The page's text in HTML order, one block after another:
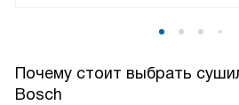
Почему стоит выбрать
Bosch